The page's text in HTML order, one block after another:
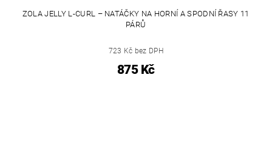
ZOLA JELLY L-CURL – NATÁČKY NA HORNÍ A SPODNÍ ŘASY 11
PÁRŮ
723 Kč bez DPH
875 Kč